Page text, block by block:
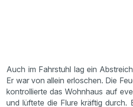
Auch im Fahrstuhl lag ein
Er war von allein erloschen. Die
kontrollierte das Wohnhaus auf
und lüftete die Flure kräftig durch.